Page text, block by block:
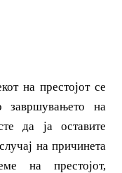
на престојот се
завршувањето на
да ја оставите
на причинета
на престојот,